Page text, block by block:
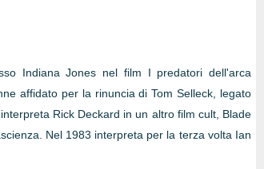
Indiana Jones nel film I predatori dell'arca
affidato per la rinuncia di Tom Selleck, legato
Rick Deckard in un altro film cult, Blade
Nel 1983 interpreta per la terza volta Ian